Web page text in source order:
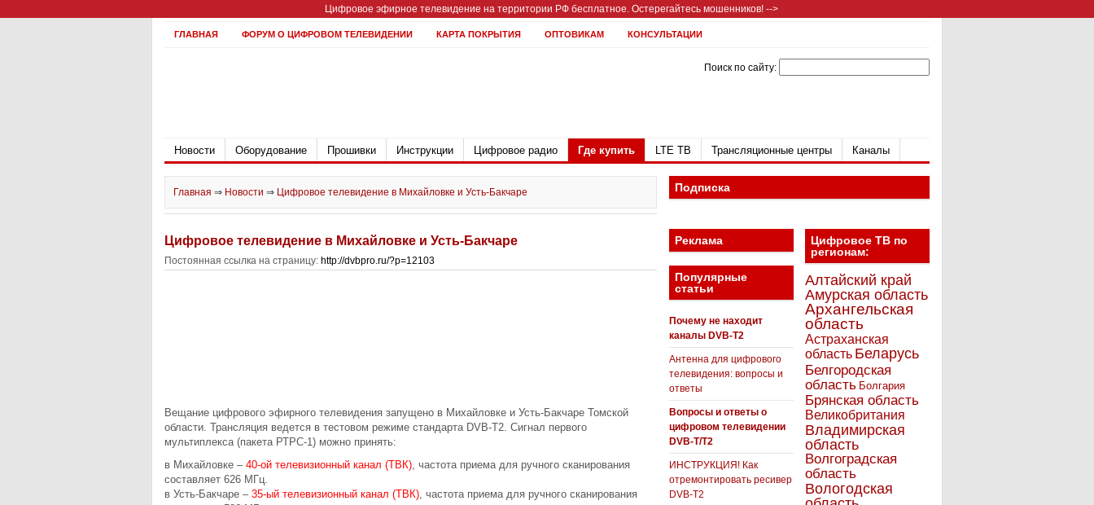
Цифровое эфирное телевидение на территории РФ бесплатное. Остерегайтесь мошенников! -->
ГЛАВНАЯ ФОРУМ О ЦИФРОВОМ ТЕЛЕВИДЕНИИ КАРТА ПОКРЫТИЯ ОПТОВИКАМ КОНСУЛЬТАЦИИ
Поиск по сайту:
Новости Оборудование Прошивки Инструкции Цифровое радио Где купить LTE ТВ Трансляционные центры Каналы
Главная ⇒ Новости ⇒ Цифровое телевидение в Михайловке и Усть-Бакчаре
Цифровое телевидение в Михайловке и Усть-Бакчаре
Постоянная ссылка на страницу: http://dvbpro.ru/?p=12103
Вещание цифрового эфирного телевидения запущено в Михайловке и Усть-Бакчаре Томской
области. Трансляция ведется в тестовом режиме стандарта DVB-T2. Сигнал первого
мультиплекса (пакета РТРС-1) можно принять:
в Михайловке – 40-ой телевизионный канал (ТВК), частота приема для ручного сканирования
составляет 626 МГц.
в Усть-Бакчаре – 35-ый телевизионный канал (ТВК), частота приема для ручного сканирования
Подписка
Реклама
Популярные
статьи
Почему не находит
каналы DVB-T2
Антенна для цифрового
телевидения: вопросы и
ответы
Вопросы и ответы о
цифровом телевидении
DVB-T/T2
ИНСТРУКЦИЯ! Как
отремонтировать ресивер
DVB-T2
Цифровое ТВ по
регионам:
Алтайский край
Амурская область
Архангельская
область
Астраханская
область Беларусь
Белгородская
область Болгария
Брянская область
Великобритания
Владимирская
область
Волгоградская
область
Вологодская